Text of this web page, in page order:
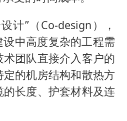
计”（Co-design），
中高度复杂的工程需
团队直接介入客户的
的机房结构和散热方
长度、护套材料及连